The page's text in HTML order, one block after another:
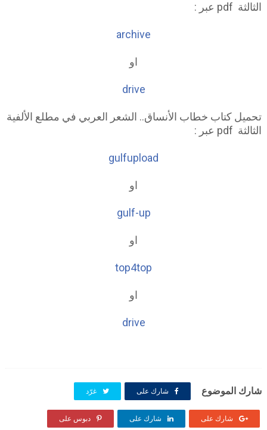
الثالثة pdf عبر :
archive
او
drive
تحميل كتاب خطاب الأنساق.. الشعر العربي في مطلع الألفية
الثالثة pdf عبر :
gulfupload
او
gulf-up
او
top4top
او
drive
شارك الموضوع شارك على غرّد
شارك على شارك على دبوس على